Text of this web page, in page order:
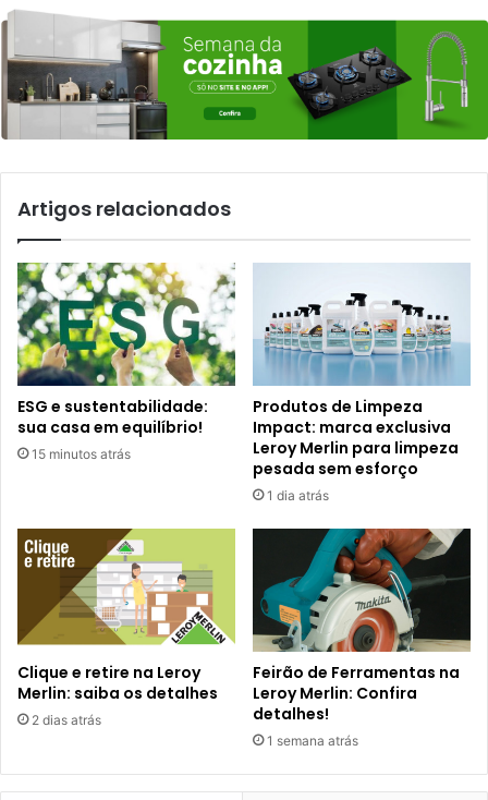
Artigos relacionados
ESG e sustentabilidade:
sua casa em equilíbrio!
15 minutos atrás
Produtos de Limpeza
Impact: marca exclusiva
Leroy Merlin para limpeza
pesada sem esforço
1 dia atrás
Clique e retire na Leroy
Merlin: saiba os detalhes
2 dias atrás
Feirão de Ferramentas na
Leroy Merlin: Confira
detalhes!
1 semana atrás